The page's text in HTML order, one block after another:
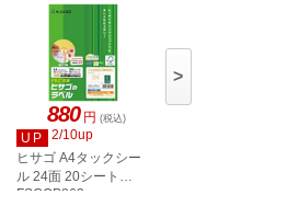
880 円 (税込)
UP
2/10up
ヒサゴ A4タックシー
ル 24面 20シート
FSCOP863
>